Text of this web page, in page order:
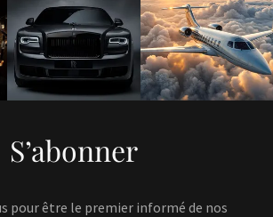
S’abonner
pour être le premier informé de nos